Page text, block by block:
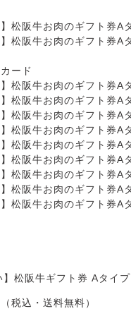
】松阪牛ギフト券 Aタイプ
税込・送料無料）